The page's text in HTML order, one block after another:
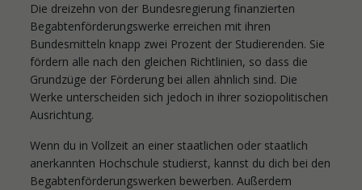
Die dreizehn von der Bundesregierung finanzierten
Begabtenförderungswerke erreichen mit ihren
Bundesmitteln knapp zwei Prozent der Studierenden. Sie
fördern alle nach den gleichen Richtlinien, so dass die
Grundzüge der Förderung bei allen ähnlich sind. Die
Werke unterscheiden sich jedoch in ihrer soziopolitischen
Ausrichtung.
Wenn du in Vollzeit an einer staatlichen oder staatlich
anerkannten Hochschule studierst, kannst du dich bei den
Begabtenförderungswerken bewerben. Außerdem